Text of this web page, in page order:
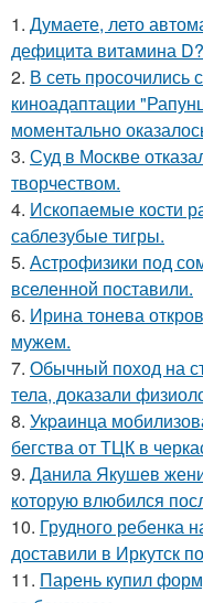
1. Думаете, лето
дефицита витамина D?
2. В сеть просочились
киноадаптации
моментально
3. Суд в Москве
творчеством.
4. Ископаемые кости
саблезубые тигры.
5. Астрофизики под
вселенной поставили.
6. Ирина тонева
мужем.
7. Обычный поход на
тела, доказали
8. Укpaинца
бегства от ТЦК в
9. Данила Якушев
которую влюбился
10. Грудного ребенка
доставили в Иркутск
11. Парень купил